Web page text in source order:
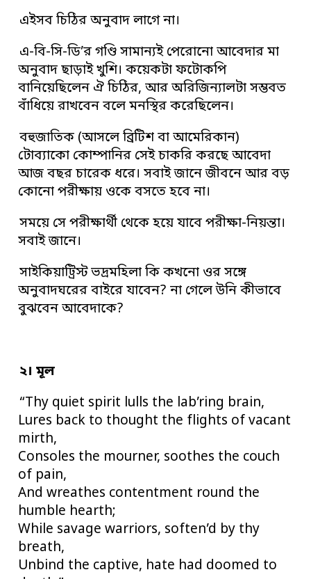
এইসব চিঠির অনুবাদ লাগে না।
এ-বি-সি-ডি’র গণ্ডি সামান্যই পেরোনো আবেদার মা
অনুবাদ ছাড়াই খুশি। কয়েকটা ফটোকপি
বানিয়েছিলেন ঐ চিঠির, আর অরিজিন্যালটা সম্ভবত
বাঁধিয়ে রাখবেন বলে মনস্থির করেছিলেন।
বহুজাতিক (আসলে ব্রিটিশ বা আমেরিকান)
টোব্যাকো কোম্পানির সেই চাকরি করছে আবেদা
আজ বছর চারেক ধরে। সবাই জানে জীবনে আর বড়
কোনো পরীক্ষায় ওকে বসতে হবে না।
সময়ে সে পরীক্ষার্থী থেকে হয়ে যাবে পরীক্ষা-নিয়ন্তা।
সবাই জানে।
সাইকিয়াট্রিস্ট ভদ্রমহিলা কি কখনো ওর সঙ্গে
অনুবাদঘরের বাইরে যাবেন? না গেলে উনি কীভাবে
বুঝবেন আবেদাকে?
২। মূল
“Thy quiet spirit lulls the lab’ring brain,
Lures back to thought the flights of vacant
mirth,
Consoles the mourner, soothes the couch
of pain,
And wreathes contentment round the
humble hearth;
While savage warriors, soften’d by thy
breath,
Unbind the captive, hate had doomed to